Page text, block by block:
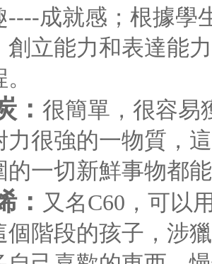
----成就感；根據學
創立能力和表達能
： 很簡單，很容易
力很強的一物質，
的一切新鮮事物都
： 又名C60，可以
個階段的孩子，涉